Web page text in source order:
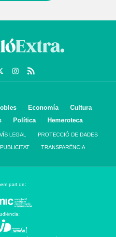
Economía
Cultura
Política Hemeroteca
LEGAL PROTECCIÓ DE DADES
PUBLICITAT TRANSPARÈNCIA
part de: